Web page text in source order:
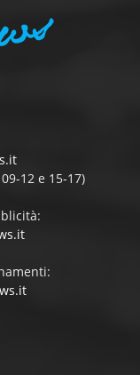
12 e 15-17)